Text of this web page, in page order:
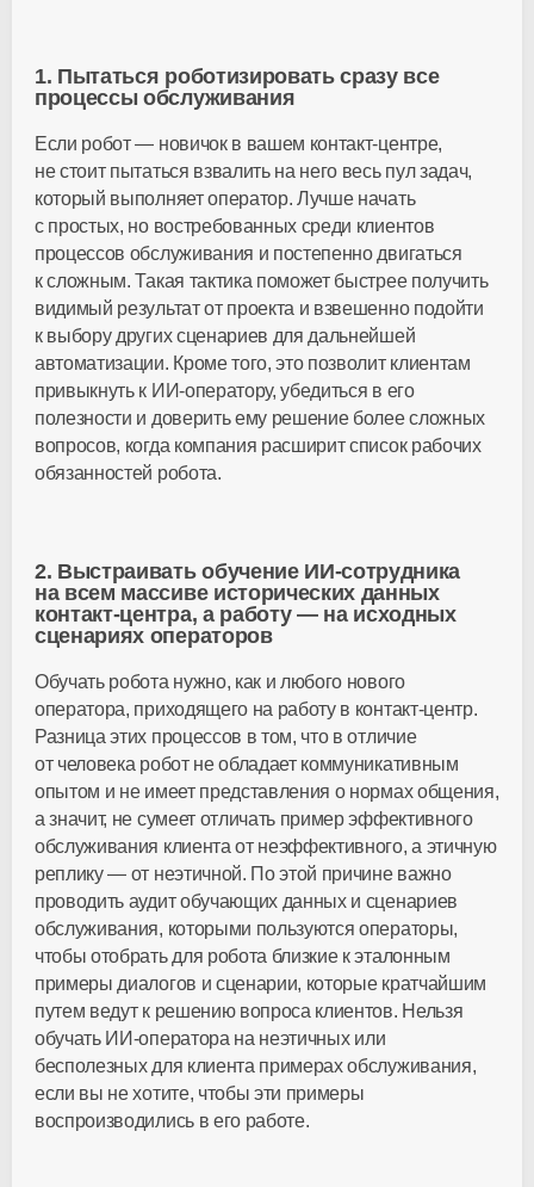
1. Пытаться роботизировать сразу все
процессы обслуживания
Если робот — новичок в вашем контакт-центре,
не стоит пытаться взвалить на него весь пул задач,
который выполняет оператор. Лучше начать
с простых, но востребованных среди клиентов
процессов обслуживания и постепенно двигаться
к сложным. Такая тактика поможет быстрее получить
видимый результат от проекта и взвешенно подойти
к выбору других сценариев для дальнейшей
автоматизации. Кроме того, это позволит клиентам
привыкнуть к ИИ-оператору, убедиться в его
полезности и доверить ему решение более сложных
вопросов, когда компания расширит список рабочих
обязанностей робота.
2. Выстраивать обучение ИИ-сотрудника
на всем массиве исторических данных
контакт-центра, а работу — на исходных
сценариях операторов
Обучать робота нужно, как и любого нового
оператора, приходящего на работу в контакт-центр.
Разница этих процессов в том, что в отличие
от человека робот не обладает коммуникативным
опытом и не имеет представления о нормах общения,
а значит, не сумеет отличать пример эффективного
обслуживания клиента от неэффективного, а этичную
реплику — от неэтичной. По этой причине важно
проводить аудит обучающих данных и сценариев
обслуживания, которыми пользуются операторы,
чтобы отобрать для робота близкие к эталонным
примеры диалогов и сценарии, которые кратчайшим
путем ведут к решению вопроса клиентов. Нельзя
обучать ИИ-оператора на неэтичных или
бесполезных для клиента примерах обслуживания,
если вы не хотите, чтобы эти примеры
воспроизводились в его работе.